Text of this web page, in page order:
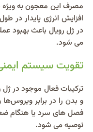
مصرف این معجون به‌
در ژل رویال باعث بهبود
می‌ شود.
تقویت سیستم
ترکیبات فعال موجود در
و بدن را در برابر
فصل‌ های سرد یا هنگام
توصیه می‌ شود.